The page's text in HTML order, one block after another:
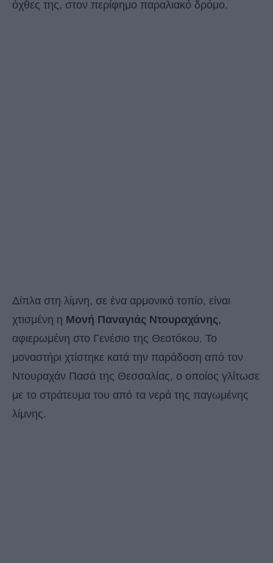
όχθες της, στον περίφημο παραλιακό δρόμο.
Δίπλα στη λίμνη, σε ένα αρμονικό τοπίο, είναι
χτισμένη η Μονή Παναγιάς Ντουραχάνης,
αφιερωμένη στο Γενέσιο της Θεοτόκου. Το
μοναστήρι χτίστηκε κατά την παράδοση από τον
Ντουραχάν Πασά της Θεσσαλίας, ο οποίος γλίτωσε
με το στράτευμα του από τα νερά της παγωμένης
λίμνης.